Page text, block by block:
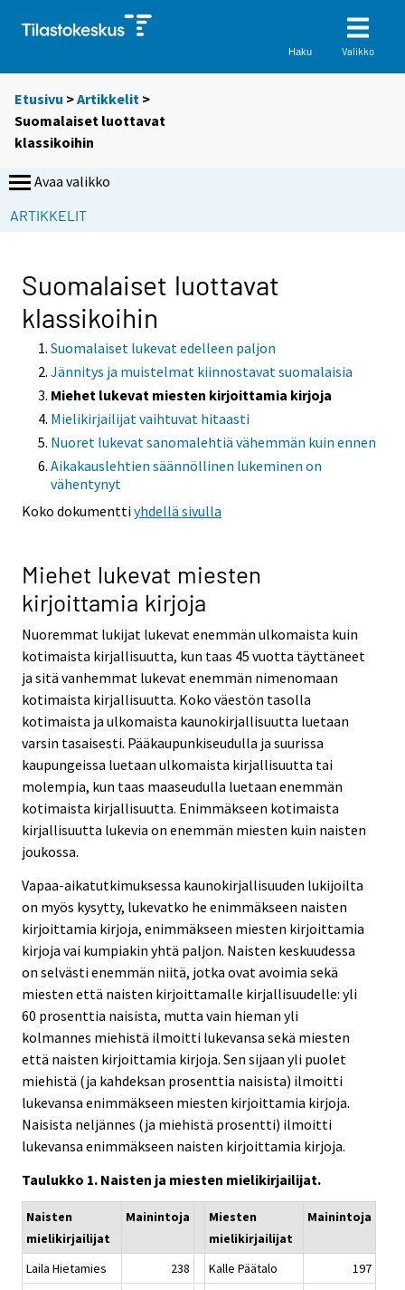
Haku Valikko
Etusivu >Artikkelit >
Suomalaiset luottavat
klassikoihin
Avaa valikko
ARTIKKELIT
Suomalaiset luottavat
klassikoihin
Suomalaiset lukevat edelleen paljon
Jännitys ja muistelmat kiinnostavat suomalaisia
Miehet lukevat miesten kirjoittamia kirjoja
Mielikirjailijat vaihtuvat hitaasti
Nuoret lukevat sanomalehtiä vähemmän kuin ennen
Aikakauslehtien säännöllinen lukeminen on
vähentynyt
Koko dokumenttiyhdellä sivulla
Miehet lukevat miesten
kirjoittamia kirjoja
Nuoremmat lukijat lukevat enemmän ulkomaista kuin
kotimaista kirjallisuutta, kun taas 45 vuotta täyttäneet
ja sitä vanhemmat lukevat enemmän nimenomaan
kotimaista kirjallisuutta. Koko väestön tasolla
kotimaista ja ulkomaista kaunokirjallisuutta luetaan
varsin tasaisesti. Pääkaupunkiseudulla ja suurissa
kaupungeissa luetaan ulkomaista kirjallisuutta tai
molempia, kun taas maaseudulla luetaan enemmän
kotimaista kirjallisuutta. Enimmäkseen kotimaista
kirjallisuutta lukevia on enemmän miesten kuin naisten
joukossa.
Vapaa-aikatutkimuksessa kaunokirjallisuuden lukijoilta
on myös kysytty, lukevatko he enimmäkseen naisten
kirjoittamia kirjoja, enimmäkseen miesten kirjoittamia
kirjoja vai kumpiakin yhtä paljon. Naisten keskuudessa
on selvästi enemmän niitä, jotka ovat avoimia sekä
miesten että naisten kirjoittamalle kirjallisuudelle: yli
60 prosenttia naisista, mutta vain hieman yli
kolmannes miehistä ilmoitti lukevansa sekä miesten
että naisten kirjoittamia kirjoja. Sen sijaan yli puolet
miehistä (ja kahdeksan prosenttia naisista) ilmoitti
lukevansa enimmäkseen miesten kirjoittamia kirjoja.
Naisista neljännes (ja miehistä prosentti) ilmoitti
lukevansa enimmäkseen naisten kirjoittamia kirjoja.
Taulukko 1. Naisten ja miesten mielikirjailijat.
Naisten
mielikirjailijat
Mainintoja
Miesten
mielikirjailijat
Mainintoja
Laila Hietamies 238 Kalle Päätalo
197